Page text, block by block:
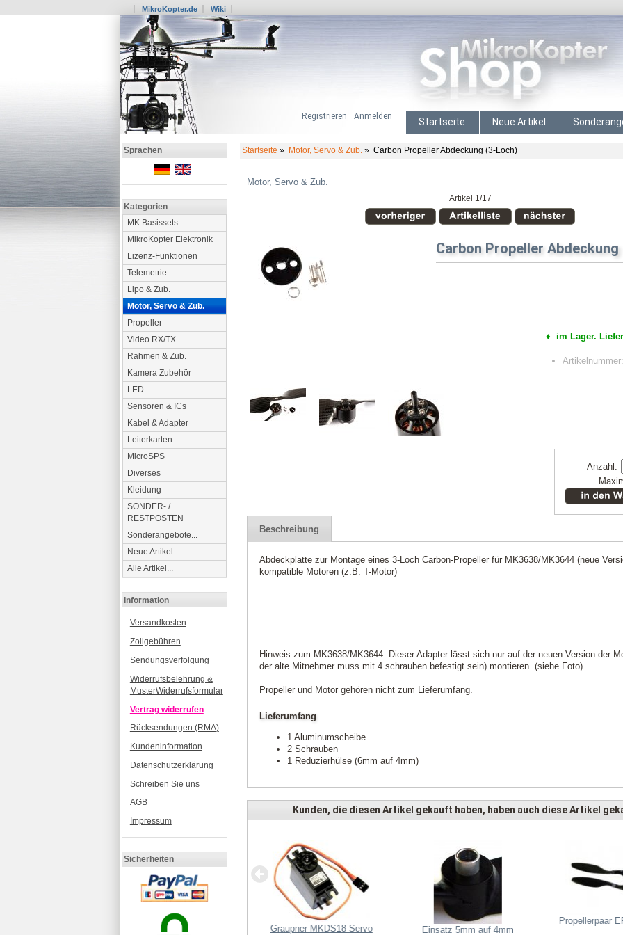
MikroKopter.de Wiki
Startseite Neue Artikel
Anmelden
Registrieren
Sprachen
Kategorien
MK Basissets
MikroKopter Elektronik
Lizenz-Funktionen
Telemetrie
Lipo & Zub.
Motor, Servo & Zub.
Propeller
Video RX/TX
Rahmen & Zub.
Kamera Zubehör
LED
Sensoren & ICs
Kabel & Adapter
Leiterkarten
MicroSPS
Diverses
Kleidung
SONDER- /
RESTPOSTEN
Sonderangebote...
Neue Artikel...
Alle Artikel...
Information
Versandkosten
Zollgebühren
Sendungsverfolgung
Widerrufsbelehrung &
MusterWiderrufsformular
Vertrag widerrufen
Rücksendungen (RMA)
Kundeninformation
Datenschutzerklärung
Schreiben Sie uns
AGB
Impressum
Sicherheiten
Startseite » Motor, Servo & Zub. » Carbon Propeller Abdeckung (3-Loch)
Motor, Servo & Zub.
Artikel 1/17
Carbon Propeller
♦ im Lager.
Anzahl:
Beschreibung
Abdeckplatte zur Montage eines 3-Loch Carbon-Propeller für MK3638/MK3644 (neue
kompatible Motoren (z.B. T-Motor)
Hinweis zum MK3638/MK3644: Dieser Adapter lässt sich nur auf der neuen Version der
der alte Mitnehmer muss mit 4 schrauben befestigt sein) montieren. (siehe Foto)
Propeller und Motor gehören nicht zum Lieferumfang.
Lieferumfang
1 Aluminumscheibe
2 Schrauben
1 Reduzierhülse (6mm auf 4mm)
Kunden, die diesen Artikel gekauft haben, haben auch diese Artikel
Alu Vierkantprofil MK30-Alu-
Graupner MKDS18 Servo Einsatz 5mm auf 4mm
Propellerpaar